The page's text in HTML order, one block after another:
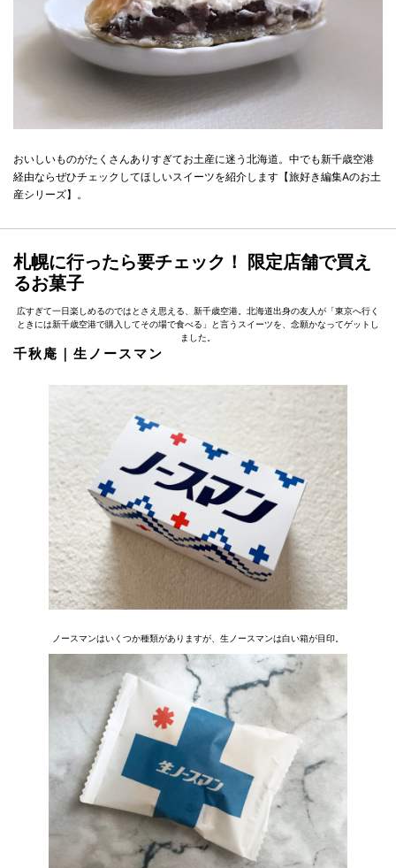
おいしいものがたくさんありすぎてお土産に迷う北海道。中でも新千歳空港
経由ならぜひチェックしてほしいスイーツを紹介します【旅好き編集Aのお土
産シリーズ】。
札幌に行ったら要チェック！ 限定店舗で買え
るお菓子
広すぎて一日楽しめるのではとさえ思える、新千歳空港。北海道出身の友人が「東京へ行く
ときには新千歳空港で購入してその場で食べる」と言うスイーツを、念願かなってゲットし
ました。
千秋庵｜生ノースマン
ノースマンはいくつか種類がありますが、生ノースマンは白い箱が目印。